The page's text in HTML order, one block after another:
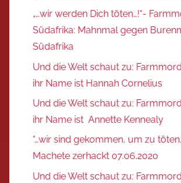
„…wir werden Dich töten…!“-
Südafrika: Mahnmal gegen
Südafrika
Und die Welt schaut zu:
ihr Name ist Hannah Cornelius
Und die Welt schaut zu:
ihr Name ist Annette Kennealy
“…wir sind gekommen, um zu
Machete zerhackt 07.06.2020
Und die Welt schaut zu: